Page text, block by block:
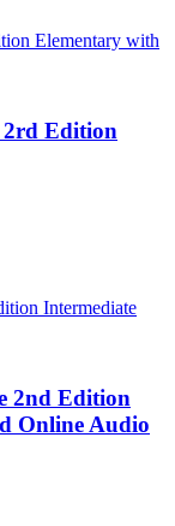
2rd Edition
2nd Edition
Online Audio